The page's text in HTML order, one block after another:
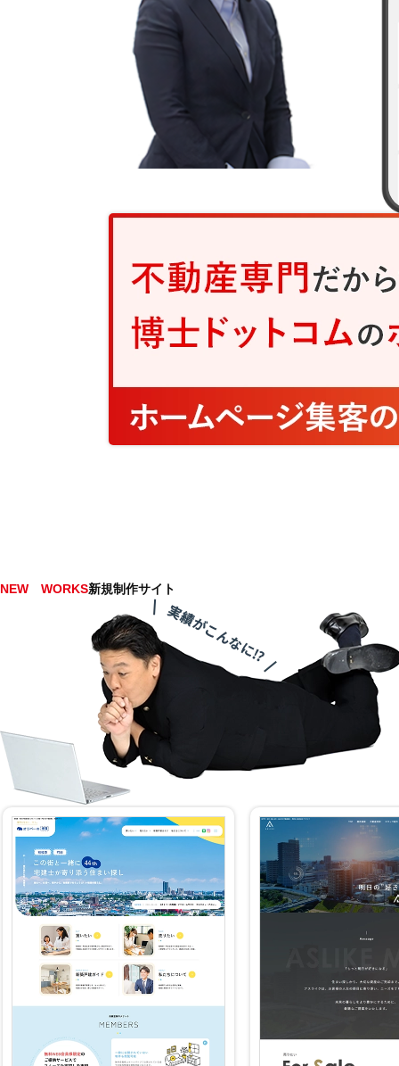
NEW WORKS新規制作サイト